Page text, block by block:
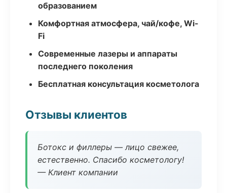
образованием
Комфортная атмосфера, чай/кофе, Wi-
Fi
Современные лазеры и аппараты
последнего поколения
Бесплатная консультация косметолога
Отзывы клиентов
Ботокс и филлеры — лицо свежее,
естественно. Спасибо косметологу!
— Клиент компании